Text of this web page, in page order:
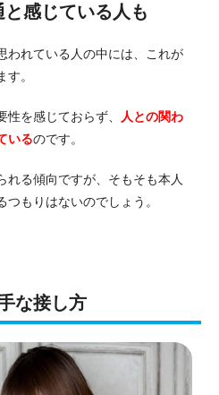
感じている人も
われている人の中には、これが
。
を感じておらず、
人との関わ
いるのです。
れる傾向ですが、そもそも本人
もりはないのでしょう。
な接し方